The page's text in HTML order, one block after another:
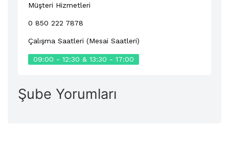
Müşteri Hizmetleri
0 850 222 7878
Çalışma Saatleri (Mesai Saatleri)
09:00 - 12:30 & 13:30 - 17:00
Şube Yorumları